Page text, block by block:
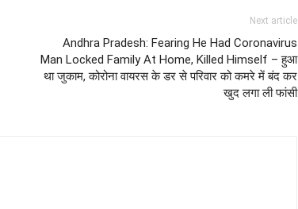
Next article
Andhra Pradesh: Fearing He Had Coronavirus
Man Locked Family At Home, Killed Himself – हुआ
था जुकाम, कोरोना वायरस के डर से परिवार को कमरे में बंद कर
खुद लगा ली फांसी